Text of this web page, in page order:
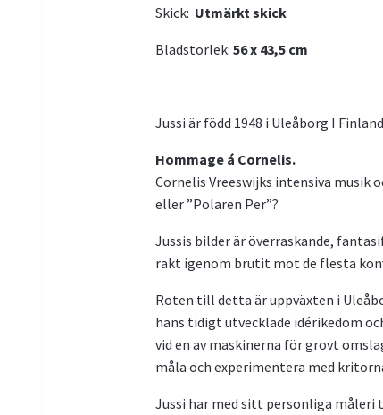
Skick: Utmärkt skick
Bladstorlek: 56 x 43,5cm
Jussi är född 1948 i Uleåborg I
Hommage á Cornelis.
Cornelis Vreeswijks intensiva
eller ”Polaren Per”?
Jussis bilder är överraskande,
rakt igenom brutit mot de flesta
Roten till detta är uppväxten i
hans tidigt utvecklade idérikedom
vid en av maskinerna för grovt
måla och experimentera med
Jussi har med sitt personliga måleri